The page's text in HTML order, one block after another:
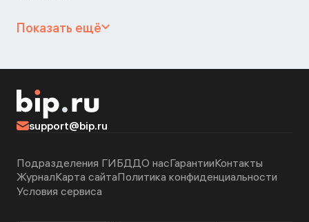
Показать ещё
support@bip.ru
Подразделения ГИБДДО насГарантииКонтакты
ЖурналКарта сайтаПолитика конфиденциальности
Условия сервиса